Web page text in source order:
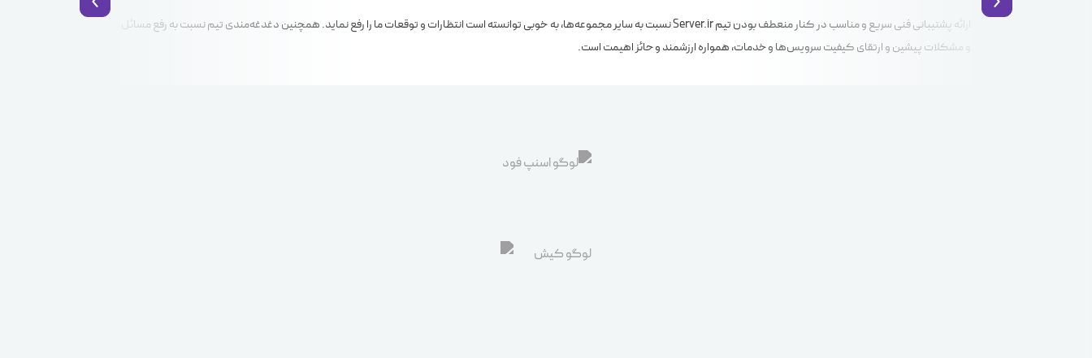
ارائه پشتیبانی فنی سریع و مناسب در کنار منعطف بودن تیم Server.ir نسبت به سایر مجموعه‌ها، به خوبی توانسته است انتظارات و توقعات ما را رفع نماید. همچنین دغدغه‌مندی تیم نسبت به رفع مسائل
و مشکلات پیشین و ارتقای کیفیت سرویس‌ها و خدمات، همواره ارزشمند و حائز اهیمت است.